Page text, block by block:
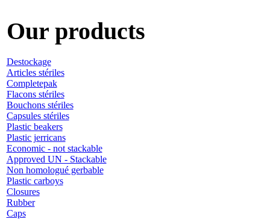
Our products
Destockage
Articles stériles
Completepak
Flacons stériles
Bouchons stériles
Capsules stériles
Plastic beakers
Plastic jerricans
Economic - not stackable
Approved UN - Stackable
Non homologué gerbable
Plastic carboys
Closures
Rubber
Caps